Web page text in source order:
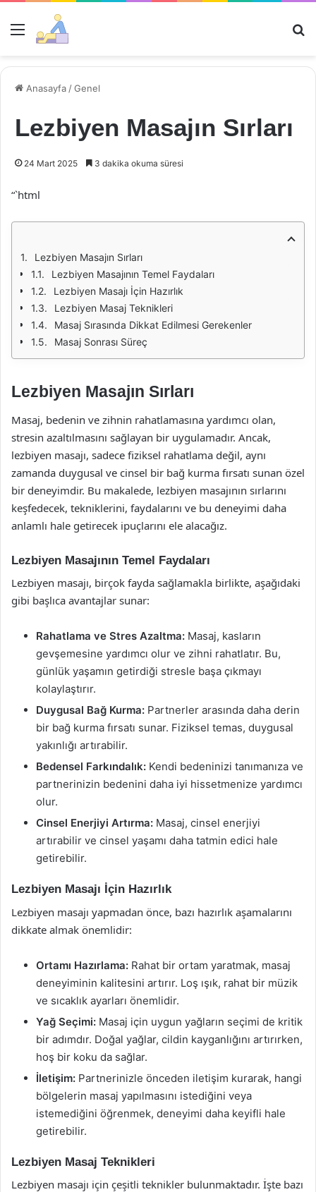
Menü
Anasayfa /Genel
Lezbiyen Masajın Sırları
24 Mart 2025 3 dakika okuma süresi
“`html
Lezbiyen Masajın Sırları
Lezbiyen Masajının Temel Faydaları
Lezbiyen Masajı İçin Hazırlık
Lezbiyen Masaj Teknikleri
Masaj Sırasında Dikkat Edilmesi Gerekenler
Masaj Sonrası Süreç
Lezbiyen Masajın Sırları
Masaj, bedenin ve zihnin rahatlamasına yardımcı olan,
stresin azaltılmasını sağlayan bir uygulamadır. Ancak,
lezbiyen masajı, sadece fiziksel rahatlama değil, aynı
zamanda duygusal ve cinsel bir bağ kurma fırsatı sunan özel
bir deneyimdir. Bu makalede, lezbiyen masajının sırlarını
keşfedecek, tekniklerini, faydalarını ve bu deneyimi daha
anlamlı hale getirecek ipuçlarını ele alacağız.
Lezbiyen Masajının Temel Faydaları
Lezbiyen masajı, birçok fayda sağlamakla birlikte, aşağıdaki
gibi başlıca avantajlar sunar:
Rahatlama ve Stres Azaltma: Masaj, kasların
gevşemesine yardımcı olur ve zihni rahatlatır. Bu,
günlük yaşamın getirdiği stresle başa çıkmayı
kolaylaştırır.
Duygusal Bağ Kurma: Partnerler arasında daha derin
bir bağ kurma fırsatı sunar. Fiziksel temas, duygusal
yakınlığı artırabilir.
Bedensel Farkındalık: Kendi bedeninizi tanımanıza ve
partnerinizin bedenini daha iyi hissetmenize yardımcı
olur.
Cinsel Enerjiyi Artırma: Masaj, cinsel enerjiyi
artırabilir ve cinsel yaşamı daha tatmin edici hale
getirebilir.
Lezbiyen Masajı İçin Hazırlık
Lezbiyen masajı yapmadan önce, bazı hazırlık aşamalarını
dikkate almak önemlidir:
Ortamı Hazırlama: Rahat bir ortam yaratmak, masaj
deneyiminin kalitesini artırır. Loş ışık, rahat bir müzik
ve sıcaklık ayarları önemlidir.
Yağ Seçimi: Masaj için uygun yağların seçimi de kritik
bir adımdır. Doğal yağlar, cildin kayganlığını artırırken,
hoş bir koku da sağlar.
İletişim: Partnerinizle önceden iletişim kurarak, hangi
bölgelerin masaj yapılmasını istediğini veya
istemediğini öğrenmek, deneyimi daha keyifli hale
getirebilir.
Lezbiyen Masaj Teknikleri
Lezbiyen masajı için çeşitli teknikler bulunmaktadır. İşte bazı